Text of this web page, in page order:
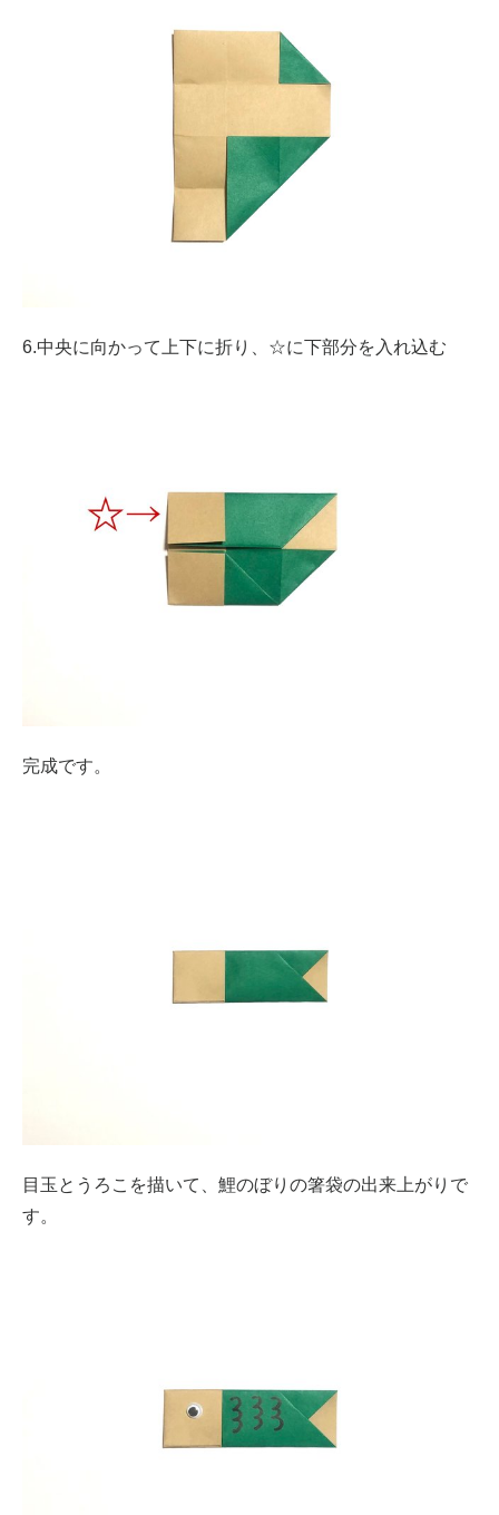
6.中央に向かって上下に折り、☆に下部分を入れ込む
完成です。
目玉とうろこを描いて、鯉のぼりの箸袋の出来上がりで
す。